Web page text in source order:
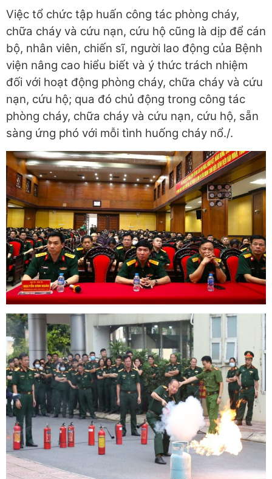
Việc tổ chức tập huấn công tác phòng cháy,
chữa cháy và cứu nạn, cứu hộ cũng là dịp để cán
bộ, nhân viên, chiến sĩ, người lao động của Bệnh
viện nâng cao hiểu biết và ý thức trách nhiệm
đối với hoạt động phòng cháy, chữa cháy và cứu
nạn, cứu hộ; qua đó chủ động trong công tác
phòng cháy, chữa cháy và cứu nạn, cứu hộ, sẵn
sàng ứng phó với mỗi tình huống cháy nổ./.